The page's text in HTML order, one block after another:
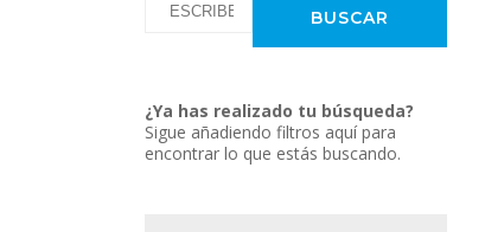
¿Ya has realizado tu búsqueda?
Sigue añadiendo filtros aquí para
encontrar lo que estás buscando.